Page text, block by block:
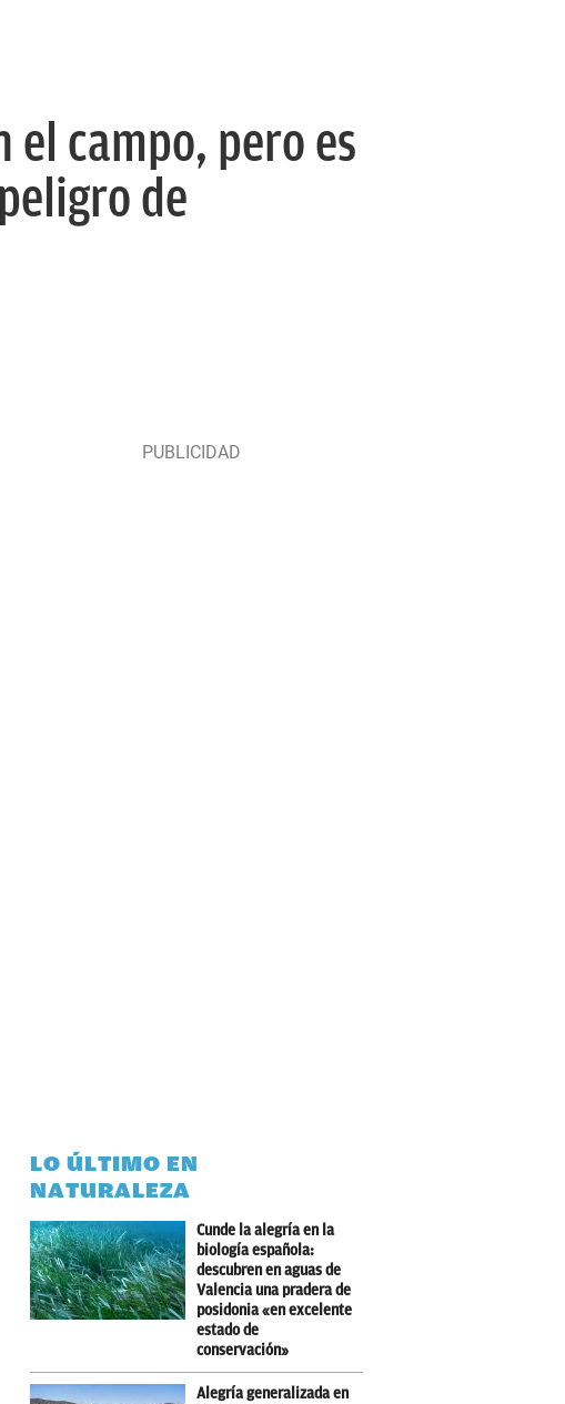
el campo, pero es
de
LO ÚLTIMO EN
NATURALEZA
Cunde la alegría en la
biología española:
descubren en aguas de
Valencia una pradera de
posidonia «en excelente
estado de
conservación»
Alegría generalizada en